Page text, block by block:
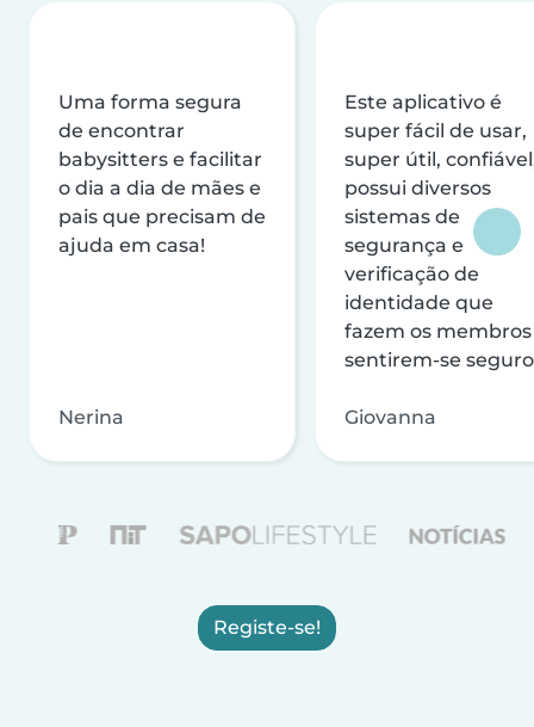
Uma forma segura
de encontrar
babysitters e facilitar
o dia a dia de mães e
pais que precisam de
ajuda em casa!
Nerina
Este aplicativo é
super fácil de usar,
super útil,
possui diversos
sistemas de
segurança e
verificação de
identidade que
fazem os membros
sentirem-se
Giovanna
Registe-se!